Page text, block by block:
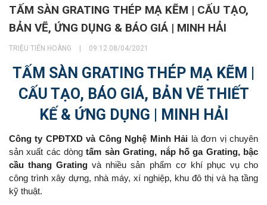
TẤM SÀN GRATING THÉP MẠ KẼM | CẤU TẠO,
BẢN VẼ, ỨNG DỤNG & BÁO GIÁ | MINH HẢI
TRIỆU TIẾN HOÀNG 09:12 08/04/2021
TẤM SÀN GRATING THÉP MẠ KẼM |
CẤU TẠO, BÁO GIÁ, BẢN VẼ THIẾT
KẾ & ỨNG DỤNG | MINH HẢI
Công ty CPĐTXD và Công Nghệ Minh Hải là đơn vị chuyên
sản xuất các dòngtấm sàn Grating, nắp hố ga Grating, bậc
cầu thang Grating và nhiều sản phẩm cơ khí phục vụ cho
công trình xây dựng, nhà máy, xí nghiệp, khu đô thị và hạ tầng
kỹ thuật.